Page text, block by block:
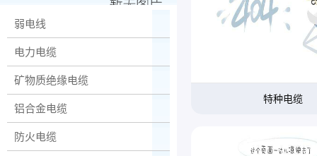
弱电线
电力电缆
矿物质绝缘电缆
铝合金电缆
防火电缆
特种电缆